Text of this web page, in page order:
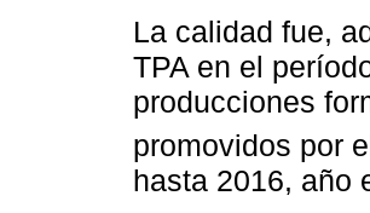
La calidad fue,
TPA en el
producciones
promovidos por
hasta 2016, año